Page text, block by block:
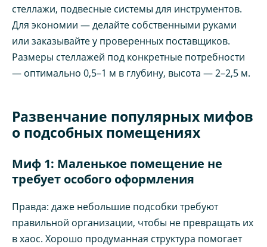
стеллажи, подвесные системы для инструментов.
Для экономии — делайте собственными руками
или заказывайте у проверенных поставщиков.
Размеры стеллажей под конкретные потребности
— оптимально 0,5–1 м в глубину, высота — 2–2,5 м.
Развенчание популярных мифов
о подсобных помещениях
Миф 1: Маленькое помещение не
требует особого оформления
Правда: даже небольшие подсобки требуют
правильной организации, чтобы не превращать их
в хаос. Хорошо продуманная структура помогает